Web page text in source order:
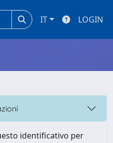
IT LOGIN
identificativo per